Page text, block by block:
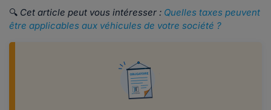
🔍 Cet article peut vous intéresser : Quelles taxes peuvent
être applicables aux véhicules de votre société ?